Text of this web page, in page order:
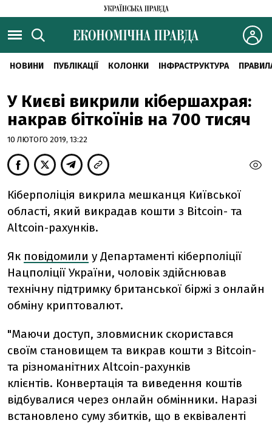
НОВИНИ ПУБЛІКАЦІЇ КОЛОНКИ ІНФРАСТРУКТУРА
У Києві викрили кібершахрая:
накрав біткоїнів на 700 тисяч
10 ЛЮТОГО 2019, 13:22
Кіберполіція викрила мешканця Київської
області, який викрадав кошти з Bitcoin- та
Altcoin-рахунків.
Як повідомили у Департаменті кіберполіції
Нацполіції України, чоловік здійснював
технічну підтримку британської біржі з онлайн
обміну криптовалют.
"Маючи доступ, зловмисник скористався
своїм становищем та викрав кошти з Bitcoin-
та різноманітних Altcoin-рахунків
клієнтів. Конвертація та виведення коштів
відбувалися через онлайн обмінники. Наразі
встановлено суму збитків, що в еквіваленті